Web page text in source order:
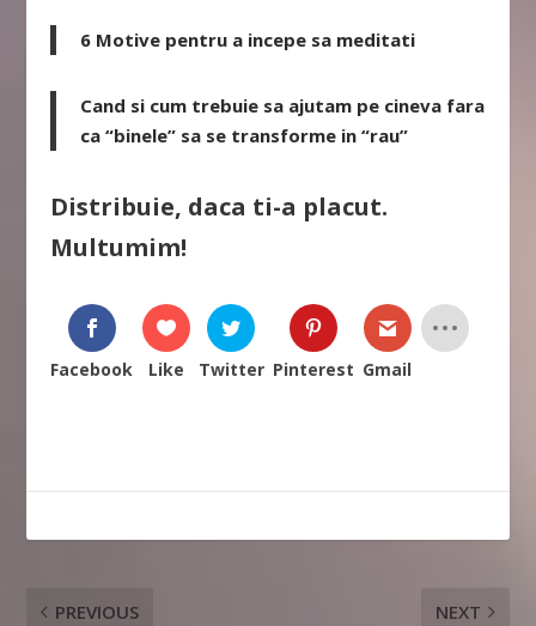
6 Motive pentru a incepe sa meditati
Cand si cum trebuie sa ajutam pe cineva fara
ca “binele” sa se transforme in “rau”
Distribuie, daca ti-a placut.
Multumim!
Facebook Like Twitter Pinterest Gmail
PREVIOUS NEXT